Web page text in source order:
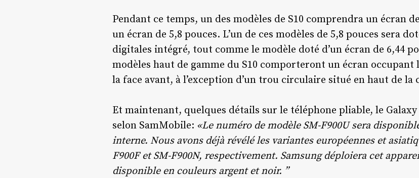
Pendant ce temps, un des modèles de S10 comprendra un écran
un écran de 5,8 pouces. L’un de ces modèles de 5,8 pouces sera
digitales intégré, tout comme le modèle doté d’un écran de 6,44
modèles haut de gamme du S10 comporteront un écran
la face avant, à l’exception d’un trou circulaire situé en haut de la
Et maintenant, quelques détails sur le téléphone pliable, le
selon SamMobile: «Le numéro de modèle SM-F900U sera
interne. Nous avons déjà révélé les variantes européennes et
F900F et SM-F900N, respectivement. Samsung déploiera cet
disponible en couleurs argent et noir. ”